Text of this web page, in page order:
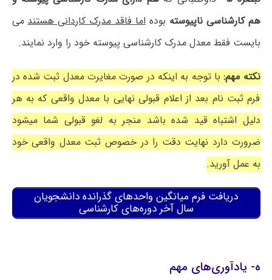
هم کارشناسی ناپیوسته بودهاما فاقد مدرک کاردانی هستندمی
بایست فقط معدل مدرک کارشناسی پیوسته خود را وارد نمایند.
نکته مهم:با توجه به اینکه در صورت مغایرت معدل ثبت شده در
فرم ثبت نام بعد از اعلام قبولی نهایی با معدل واقعی که به هر
دلیل اشتباه قید شده باشد منجر به لغو قبولی شما میشود
ضرورت دارد نهایت دقت را در خصوص ثبت معدل واقعی خود
به عمل آورید.
دریافت فرم میانگین واحدهای گذرانده دانشجویان
سال آخر دوره‌های کارشناسی
ه- یادآوری‌های مهم